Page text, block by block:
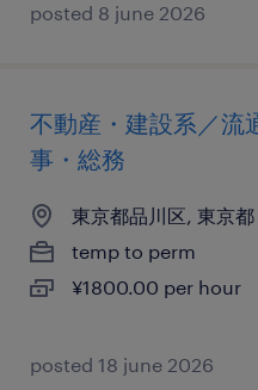
posted 8 june 2026
不動産・建設系／流
事・総務
東京都品川区, 東京都
temp to perm
¥1800.00 per hour
posted 18 june 2026